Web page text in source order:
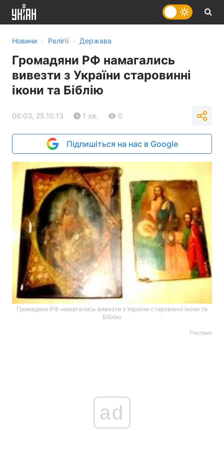
Новини › Релігії › Держава
Громадяни РФ намагались
вивезти з України старовинні
ікони та Біблію
06:03, 25.10.13 1 хв. 0
Підпишіться на нас в Google
Громадяни РФ намагались вивезти з України старовинні ікони та
Біблію
Реклама
ad